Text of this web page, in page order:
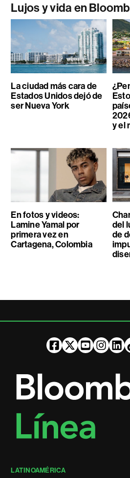
Lujos y vida en
La ciudad más cara de
Estados Unidos dejó de
ser Nueva York
y el
En fotos y videos:
Lamine Yamal por
primera vez en
Cartagena, Colombia
del
de
LATINOAMÉRICA